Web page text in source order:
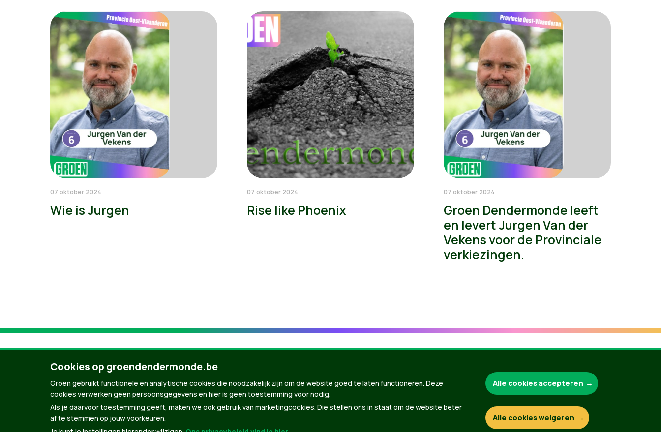
07 oktober 2024
Wie is Jurgen
07 oktober 2024
Rise like Phoenix
07 oktober 2024
Groen Dendermonde leeft
en levert Jurgen Van der
Vekens voor de Provinciale
verkiezingen.
Groen.be
Cookies op groendendermonde.be
Groen gebruikt functionele en analytische cookies die noodzakelijk zijn om de website goed te laten functioneren. Deze
cookies verwerken geen persoonsgegevens en hier is geen toestemming voor nodig.
Als je daarvoor toestemming geeft, maken we ook gebruik van marketingcookies. Die stellen ons in staat om de website beter
af te stemmen op jouw voorkeuren.
Alle cookies accepteren
Alle cookies weigeren